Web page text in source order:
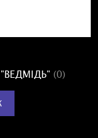
(0)